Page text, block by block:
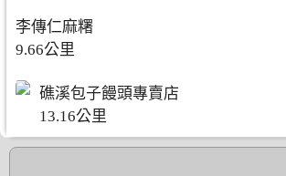
李傳仁麻糬
9.66公里
礁溪包子饅頭專賣店
13.16公里